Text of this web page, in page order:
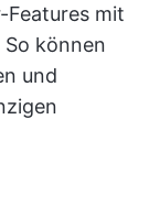
mit
können
und